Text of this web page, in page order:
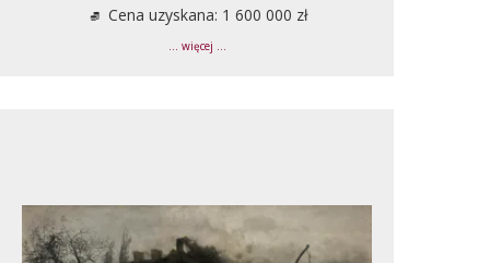
Cena uzyskana: 1 600 000 zł
... więcej ...